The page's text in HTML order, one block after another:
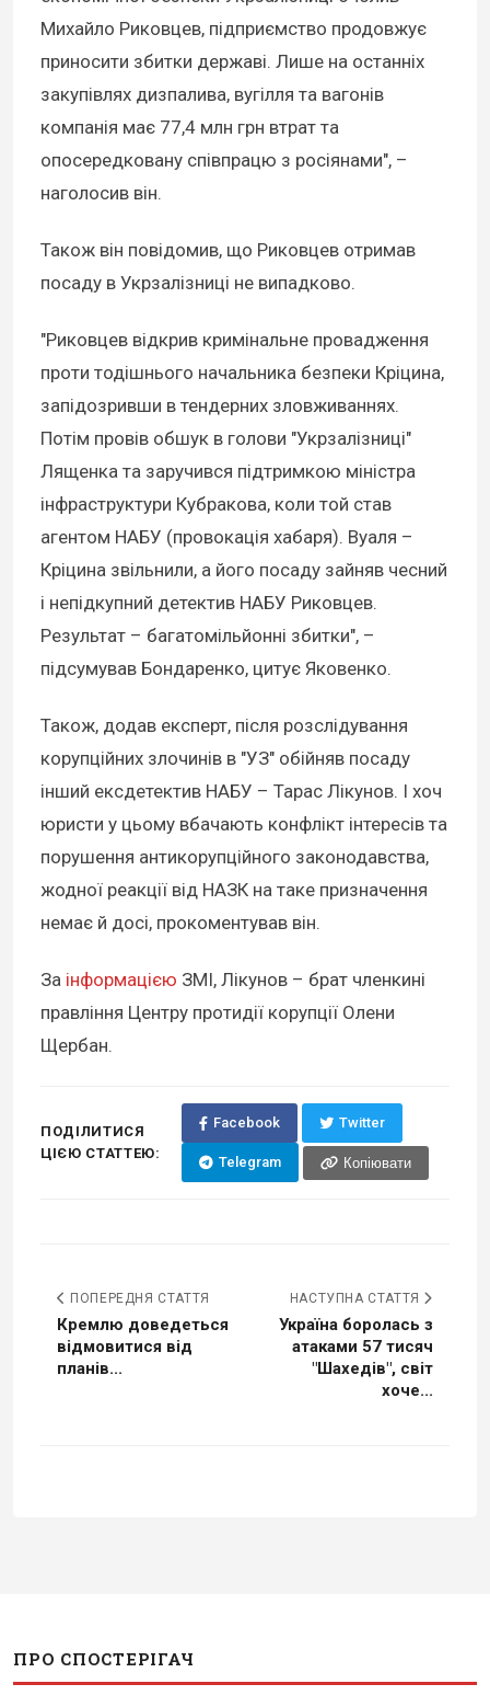
Михайло Риковцев, підприємство продовжує
приносити збитки державі. Лише на останніх
закупівлях дизпалива, вугілля та вагонів
компанія має 77,4 млн грн втрат та
опосередковану співпрацю з росіянами", –
наголосив він.
Також він повідомив, що Риковцев отримав
посаду в Укрзалізниці не випадково.
"Риковцев відкрив кримінальне провадження
проти тодішнього начальника безпеки Кріцина,
запідозривши в тендерних зловживаннях.
Потім провів обшук в голови "Укрзалізниці"
Лященка та заручився підтримкою міністра
інфраструктури Кубракова, коли той став
агентом НАБУ (провокація хабаря). Вуаля –
Кріцина звільнили, а його посаду зайняв чесний
і непідкупний детектив НАБУ Риковцев.
Результат – багатомільйонні збитки", –
підсумував Бондаренко, цитує Яковенко.
Також, додав експерт, після розслідування
корупційних злочинів в "УЗ" обійняв посаду
інший ексдетектив НАБУ – Тарас Лікунов. І хоч
юристи у цьому вбачають конфлікт інтересів та
порушення антикорупційного законодавства,
жодної реакції від НАЗК на таке призначення
немає й досі, прокоментував він.
За інформацією ЗМІ, Лікунов – брат членкині
правління Центру протидії корупції Олени
Щербан.
ПОДІЛИТИСЯ
ЦІЄЮ СТАТТЕЮ:
Facebook Twitter
Telegram Копіювати
ПОПЕРЕДНЯ СТАТТЯ
Кремлю доведеться
відмовитися від
планів...
НАСТУПНА СТАТТЯ
Україна боролась з
атаками 57 тисяч
"Шахедів", світ
хоче...
ПРО СПОСТЕРІГАЧ